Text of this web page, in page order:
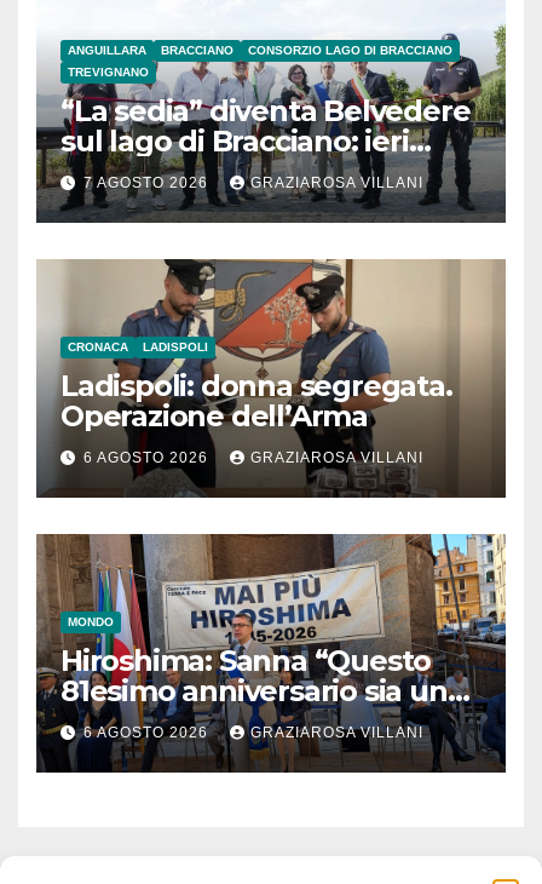
ANGUILLARA BRACCIANO
CONSORZIO LAGO DI BRACCIANO
TREVIGNANO
“La sedia” diventa Belvedere
sul lago di Bracciano: ieri
l’inaugurazione
7 AGOSTO 2026 GRAZIAROSA VILLANI
CRONACA LADISPOLI
Ladispoli: donna segregata.
Operazione dell’Arma
6 AGOSTO 2026 GRAZIAROSA VILLANI
MONDO
Hiroshima: Sanna “Questo
81esimo anniversario sia un
monito per tutti”
6 AGOSTO 2026 GRAZIAROSA VILLANI